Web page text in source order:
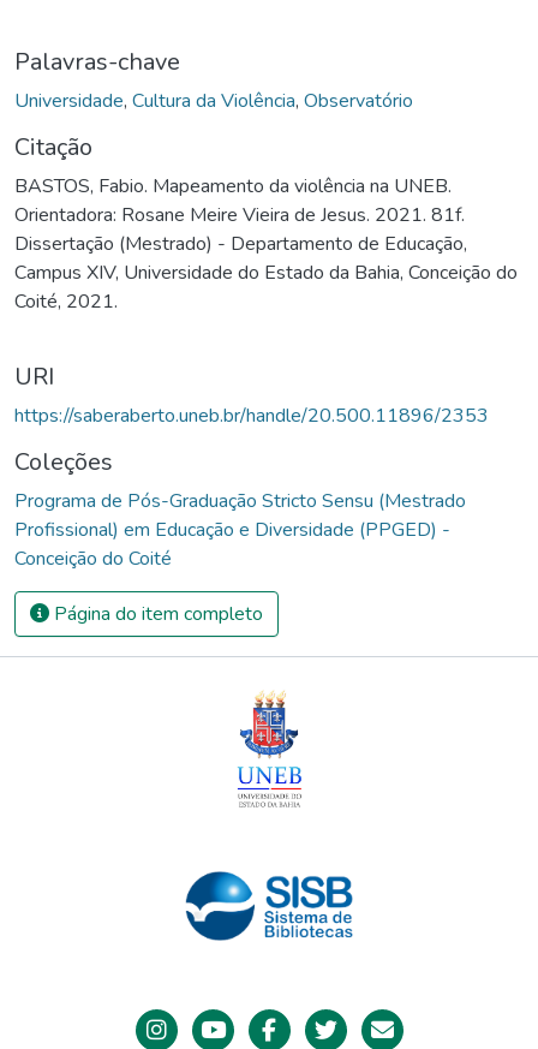
(PAD), permitindo emergir o contexto. O objetivo é mapear a
cultura da violência na universidade, propondo ações
se questiona: quais tipologias da violência aparecem na
UNEB nos anos 2017, 2018 e 2019? Como melhor
registrar tais ocorrências? De que forma pode-se inibir ou
reduzir a cultura da violência na universidade? As estratégias
de enfrentamento à violência partirão do nascimento de um
Observatório da Violência na Universidade, que se
organizados de combate à violência.
Palavras-chave
Universidade, Cultura da Violência, Observatório
Citação
BASTOS, Fabio. Mapeamento da violência na UNEB.
Orientadora: Rosane Meire Vieira de Jesus. 2021. 81f.
Dissertação (Mestrado) - Departamento de Educação,
Campus XIV, Universidade do Estado da Bahia, Conceição do
Coité, 2021.
URI
https://saberaberto.uneb.br/handle/20.500.11896/2353
Coleções
Programa de Pós-Graduação Stricto Sensu (Mestrado
Profissional) em Educação e Diversidade (PPGED) -
Conceição do Coité
Página do item completo